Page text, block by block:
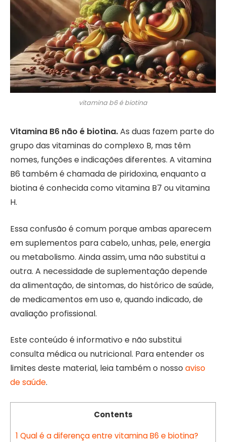
vitamina b6 é biotina
Vitamina B6 não é biotina.As duas fazem parte do
grupo das vitaminas do complexo B, mas têm
nomes, funções e indicações diferentes. A vitamina
B6 também é chamada de piridoxina, enquanto a
biotina é conhecida como vitamina B7 ou vitamina
H.
Essa confusão é comum porque ambas aparecem
em suplementos para cabelo, unhas, pele, energia
ou metabolismo. Ainda assim, uma não substitui a
outra. A necessidade de suplementação depende
da alimentação, de sintomas, do histórico de saúde,
de medicamentos em uso e, quando indicado, de
avaliação profissional.
Este conteúdo é informativo e não substitui
consulta médica ou nutricional. Para entender os
limites deste material, leia também o nosso aviso
de saúde.
Contents
1 Qual é a diferença entre vitamina B6 e biotina?